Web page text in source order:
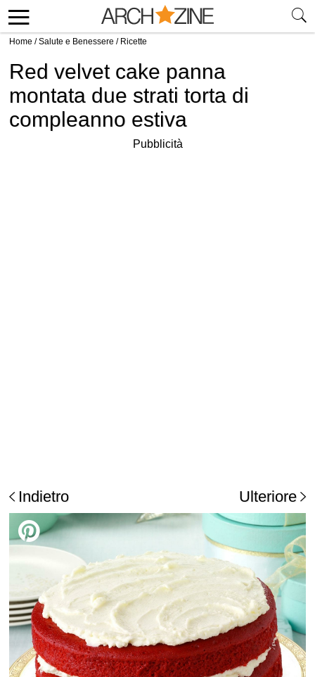
Home /Salute e Benessere / Ricette
Red velvet cake panna
montata due strati torta di
compleanno estiva
Pubblicità
Indietro Ulteriore